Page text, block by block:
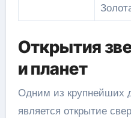
Открытия
и планет
Одним из крупнейших
является открытие